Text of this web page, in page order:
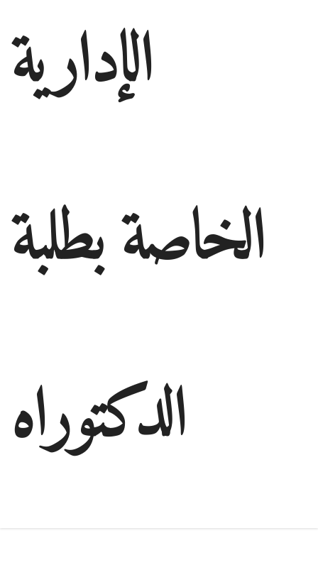
الإدارية
الخاصة بطلبة
الدكتوراه